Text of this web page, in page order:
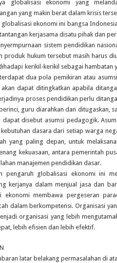
globalisasi ekonomi yang
yang makin berat dalam krisis
globalisasi ekonomi ini bangsa
kerjasama disatu pihak dan
sistem pendidikan
produk hukum tersebut masih harus
kerikil-kerikil sebagai
dua pola pemikiran atau
dapat ditingkatkan apabila
proses pendidikan perlu
guru diarahkan dan ditugaskan,
dapat disebut asumsi pedagogik.
dasara dari setiap warga
yang paling depan, untuk
kekuasaan, antara pemerintah
manajemen pendidikan dasar.
pengaruh globalisasi ekonomi ini
kerjanya dalam menjual jasa dan
ekonomi membawa pergeseran
dalam berkompetensi. Organisasi
organisasi yang lebih
lebih efisien dan lebih efektif.
latar belakang permasalahan di